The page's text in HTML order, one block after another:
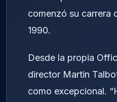
comenzó su carrera
1990.
Desde la propia
director Martin
como excepcional.